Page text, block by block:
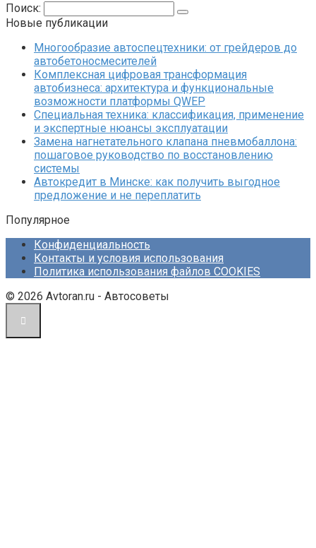
Поиск:
Новые публикации
Многообразие автоспецтехники: от грейдеров до
автобетоносмесителей
Комплексная цифровая трансформация
автобизнеса: архитектура и функциональные
возможности платформы QWEP
Специальная техника: классификация, применение
и экспертные нюансы эксплуатации
Замена нагнетательного клапана пневмобаллона:
пошаговое руководство по восстановлению
системы
Автокредит в Минске: как получить выгодное
предложение и не переплатить
Популярное
Конфиденциальность
Контакты и условия использования
Политика использования файлов COOKIES
© 2026 Avtoran.ru - Автосоветы